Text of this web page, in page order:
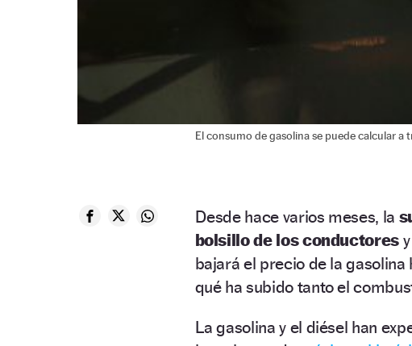
El consumo de gasolina se puede calcular
Desde hace varios meses, la
bolsillo de los conductores
bajará el precio de la gasolina
qué ha subido tanto el
La gasolina y el diésel han